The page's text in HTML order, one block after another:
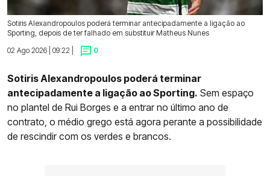
Sotiris Alexandropoulos poderá terminar antecipadamente a ligação ao
Sporting, depois de ter falhado em substituir Matheus Nunes
02 Ago 2026 | 09:22 |
0
Sotiris Alexandropoulos poderá terminar
antecipadamente a ligação ao Sporting. Sem espaço
no plantel de Rui Borges e a entrar no último ano de
contrato, o médio grego está agora perante a possibilidade
de rescindir com os verdes e brancos.